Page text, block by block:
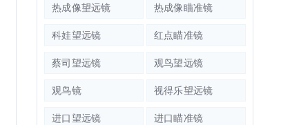
热成像望远镜 热成像瞄准镜
科娃望远镜 红点瞄准镜
蔡司望远镜 观鸟望远镜
观鸟镜 视得乐望远镜
进口望远镜 进口瞄准镜